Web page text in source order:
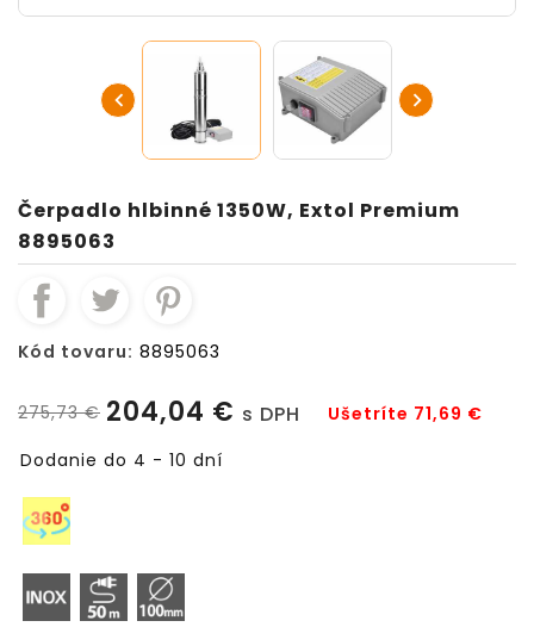
 
Čerpadlo hlbinné 1350W, Extol Premium
8895063
Kód tovaru: 8895063
275,73 € 204,04 € s DPH
Ušetríte 71,69 €
Dodanie do 4 - 10 dní